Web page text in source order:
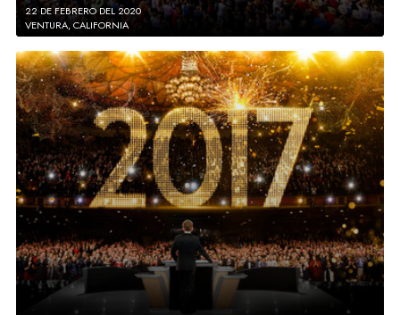
22 DE FEBRERO DEL 2020
VENTURA, CALIFORNIA